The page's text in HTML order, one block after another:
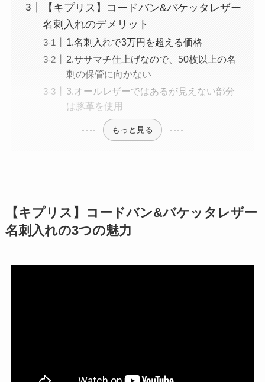
【キプリス】コードバン&バケッタレザー
名刺入れのデメリット
1.名刺入れで3万円を超える価格
2.ササマチ仕上げなので、50枚以上の名
刺の保管に向かない
3.オールレザーではあるが見えない部分
は豚革を使用
もっと見る
【キプリス】コードバン&バケッタレザー
名刺入れの3つの魅力